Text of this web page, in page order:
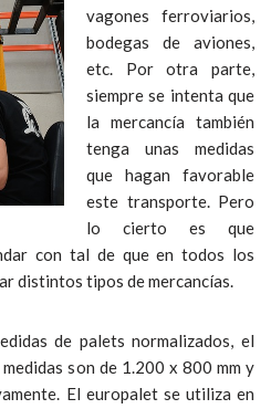
vagones ferroviarios,
bodegas de aviones,
etc. Por otra parte,
siempre se intenta que
la mercancía también
tenga unas medidas
que hagan favorable
este transporte. Pero
lo cierto es que
con tal de que en todos los
distintos tipos de mercancías.
de palets normalizados, el
son de 1.200 x 800 mm y
El europalet se utiliza en